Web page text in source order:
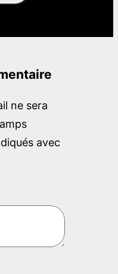
ne sera
avec